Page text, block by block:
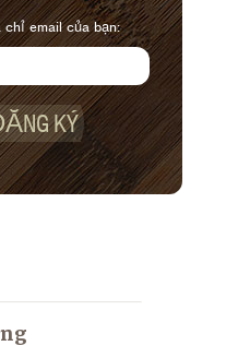
chỉ email của bạn:
KÝ